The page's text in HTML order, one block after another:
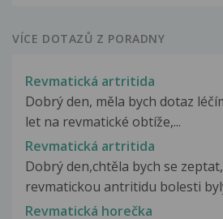
VÍCE DOTAZŮ Z PORADNY
Revmatická artritida
Dobrý den, měla bych dotaz
let na revmatické obtíže,...
Revmatická artritida
Dobrý den,chtěla bych se
revmatickou antritidu bolesti
Revmatická horečka